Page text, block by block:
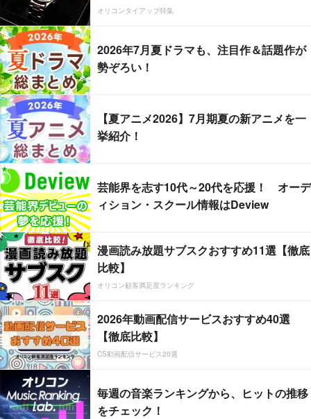
オリコンタイアップ特集
2026年7月夏ドラマも、注目作＆話題作が
勢ぞろい！
【夏アニメ2026】7月期夏の新アニメを一
挙紹介！
芸能界を志す10代～20代を応援！ オーデ
ィション・スクール情報はDeview
漫画読み放題サブスクおすすめ11選【徹底
比較】
オリコン顧客満足度ランキング
2026年動画配信サービスおすすめ40選
【徹底比較】
CS動画配信サービス20選
毎週の音楽ランキングから、ヒットの推移
をチェック！